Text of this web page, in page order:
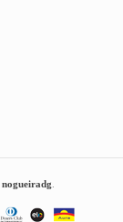
nogueiradg